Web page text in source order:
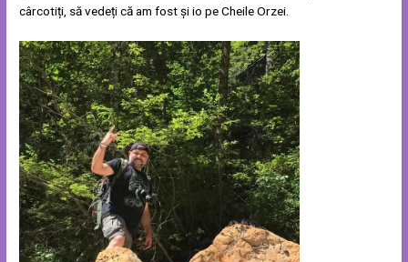
cârcotiți, să vedeți că am fost și io pe Cheile Orzei.